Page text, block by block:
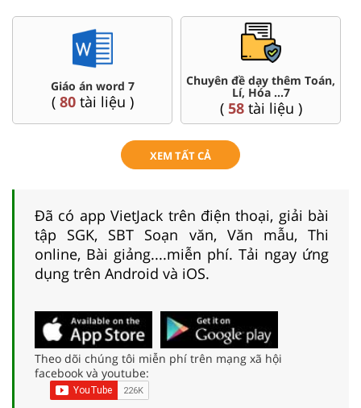
Giáo án word 7
( 80tài liệu )
Chuyên đề dạy thêm Toán,
Lí, Hóa ...7
( 58tài liệu )
XEM TẤT CẢ
Đã có app VietJack trên điện thoại, giải bài
tập SGK, SBT Soạn văn, Văn mẫu, Thi
online, Bài giảng....miễn phí. Tải ngay ứng
dụng trên Android và iOS.
Theo dõi chúng tôi miễn phí trên mạng xã hội
facebook và youtube: